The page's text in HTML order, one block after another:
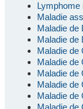
Lymphome
Maladie
Maladie de
Maladie de
Maladie de
Maladie de
Maladie de
Maladie de
Maladie de
Maladie de